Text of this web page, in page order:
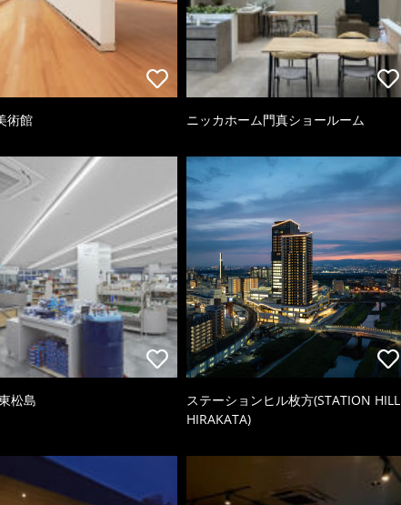
術館 ニッカホーム門真ショールーム
松島
ステーションヒル枚方(STATION HILL
HIRAKATA)